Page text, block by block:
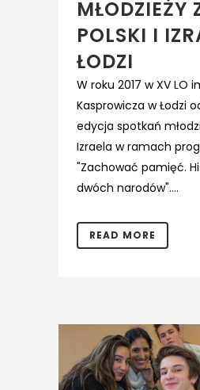
MŁODZIEŻY
POLSKI I
ŁODZI
W roku 2017 w XV LO
Kasprowicza w Łodzi
edycja spotkań
Izraela w ramach
"Zachować pamięć.
dwóch narodów"....
READ MORE